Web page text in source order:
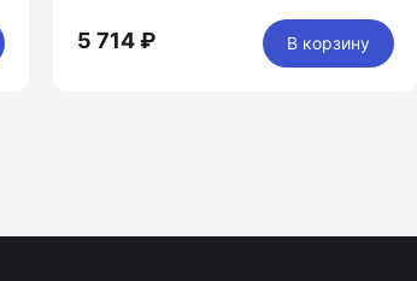
5 714 ₽ В корзину